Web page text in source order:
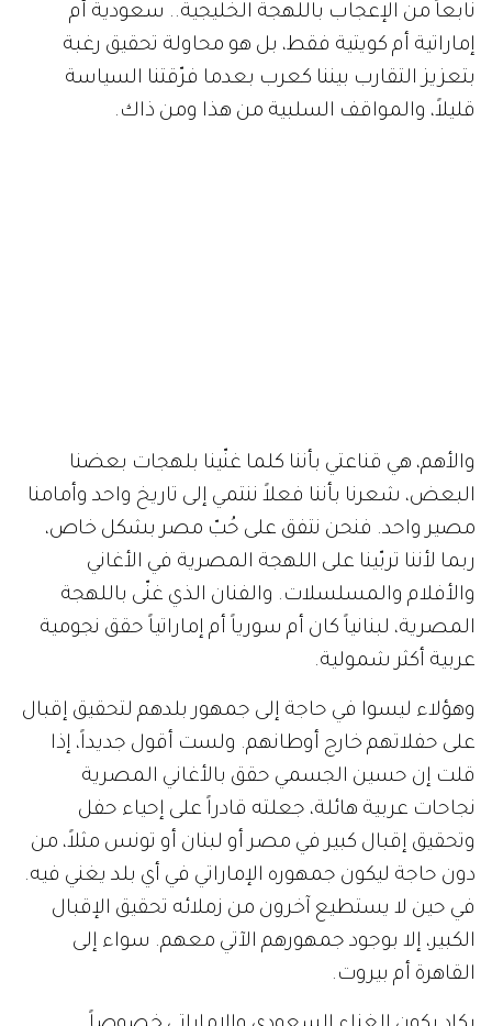
نابعاً من الإعجاب باللهجة الخليجية.. سعودية أم
إماراتية أم كويتية فقط، بل هو محاولة تحقيق رغبة
بتعزيز التقارب بيننا كعرب بعدما فرّقتنا السياسة
قليلاً، والمواقف السلبية من هذا ومن ذاك .
والأهم، هي قناعتي بأننا كلما غنّينا بلهجات بعضنا
البعض، شعرنا بأننا فعلاً ننتمي إلى تاريخ واحد وأمامنا
مصير واحد. فنحن نتفق على حُبّ مصر بشكل خاص،
ربما لأننا تربّينا على اللهجة المصرية في الأغاني
والأفلام والمسلسلات . والفنان الذي غنّى باللهجة
المصرية، لبنانياً كان أم سورياً أم إماراتياً حقق نجومية
عربية أكثر شمولية.
وهؤلاء ليسوا في حاجة إلى جمهور بلدهم لتحقيق إقبال
على حفلاتهم خارج أوطانهم. ولست أقول جديداً، إذا
قلت إن حسين الجسمي حقق بالأغاني المصرية
نجاحات عربية هائلة، جعلته قادراً على إحياء حفل
وتحقيق إقبال كبير في مصر أو لبنان أو تونس مثلاً، من
دون حاجة ليكون جمهوره الإماراتي في أي بلد يغني فيه.
في حين لا يستطيع آخرون من زملائه تحقيق الإقبال
الكبير، إلا بوجود جمهورهم الآتي معهم. سواء إلى
القاهرة أم بيروت .